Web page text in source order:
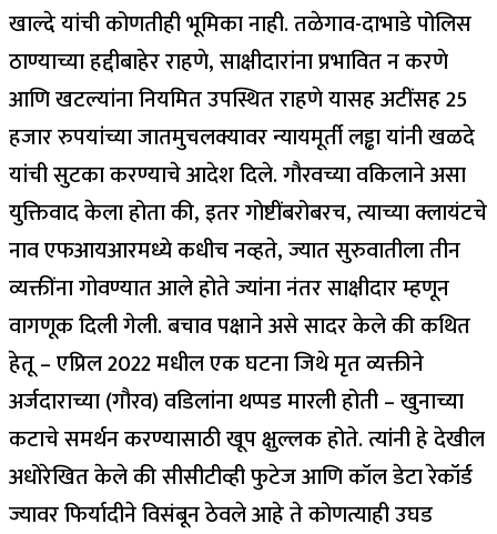
खाल्दे यांची कोणतीही भूमिका नाही.तळेगाव-दाभाडे पोलिस
ठाण्याच्या हद्दीबाहेर राहणे, साक्षीदारांना प्रभावित न करणे
आणि खटल्यांना नियमित उपस्थित राहणे यासह अटींसह 25
हजार रुपयांच्या जातमुचलक्यावर न्यायमूर्ती लड्ढा यांनी खळदे
यांची सुटका करण्याचे आदेश दिले.गौरवच्या वकिलाने असा
युक्तिवाद केला होता की, इतर गोष्टींबरोबरच, त्याच्या क्लायंटचे
नाव एफआयआरमध्ये कधीच नव्हते, ज्यात सुरुवातीला तीन
व्यक्तींना गोवण्यात आले होते ज्यांना नंतर साक्षीदार म्हणून
वागणूक दिली गेली. बचाव पक्षाने असे सादर केले की कथित
हेतू – एप्रिल 2022 मधील एक घटना जिथे मृत व्यक्तीने
अर्जदाराच्या (गौरव) वडिलांना थप्पड मारली होती – खुनाच्या
कटाचे समर्थन करण्यासाठी खूप क्षुल्लक होते. त्यांनी हे देखील
अधोरेखित केले की सीसीटीव्ही फुटेज आणि कॉल डेटा रेकॉर्ड
ज्यावर फिर्यादीने विसंबून ठेवले आहे ते कोणत्याही उघड